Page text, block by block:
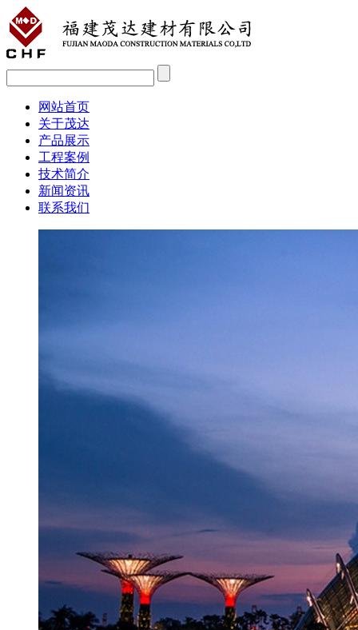
网站首页
关于茂达
产品展示
工程案例
技术简介
新闻资讯
联系我们